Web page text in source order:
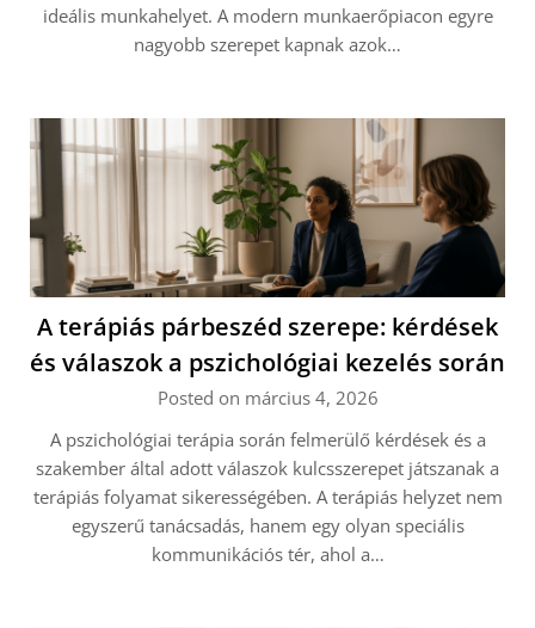
ideális munkahelyet. A modern munkaerőpiacon egyre
nagyobb szerepet kapnak azok…
A terápiás párbeszéd szerepe: kérdések
és válaszok a pszichológiai kezelés során
Posted on március 4, 2026
A pszichológiai terápia során felmerülő kérdések és a
szakember által adott válaszok kulcsszerepet játszanak a
terápiás folyamat sikerességében. A terápiás helyzet nem
egyszerű tanácsadás, hanem egy olyan speciális
kommunikációs tér, ahol a…